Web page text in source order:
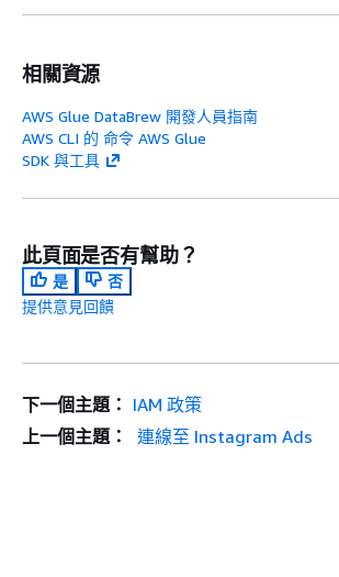
相關資源
AWS Glue DataBrew 開發人員指南
AWS CLI 的 命令 AWS Glue
SDK 與工具
此頁面是否有幫助？
是
否
提供意見回饋
下一個主題： IAM 政策
上一個主題：
連線至 Instagram Ads